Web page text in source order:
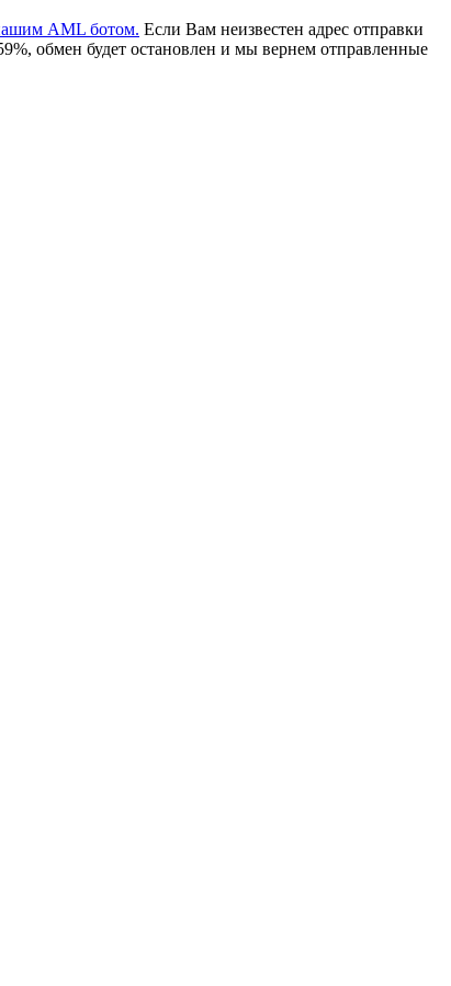
AML ботом. Если Вам неизвестен адрес отправки
обмен будет остановлен и мы вернем отправленные